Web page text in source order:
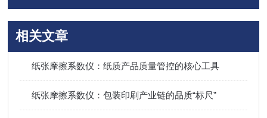
相关文章
纸张摩擦系数仪：纸质产品质量管控的核心工具
纸张摩擦系数仪：包装印刷产业链的品质“标尺”